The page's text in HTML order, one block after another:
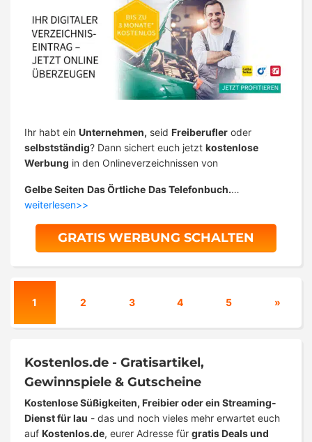
Ihr habt ein Unternehmen, seid Freiberufler oder
selbstständig? Dann sichert euch jetzt kostenlose
Werbung in den Onlineverzeichnissen von
Gelbe Seiten Das Örtliche Das Telefonbuch.…
weiterlesen>>
GRATIS WERBUNG SCHALTEN
1 2 3 4 5 »
Kostenlos.de - Gratisartikel,
Gewinnspiele & Gutscheine
Kostenlose Süßigkeiten, Freibier oder ein Streaming-
Dienst für lau - das und noch vieles mehr erwartet euch
auf Kostenlos.de, eurer Adresse für gratis Deals und